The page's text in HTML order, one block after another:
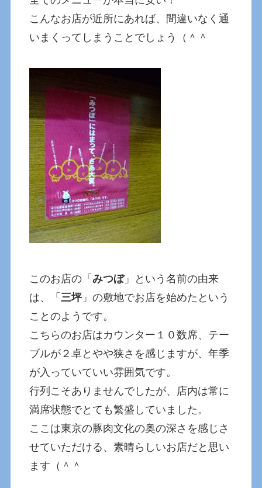
こんなお店が近所にあれば、間違いなく通
いまくってしまうことでしょう（＾＾
このお店の「みつぼ」という名前の由来
は、「三坪」の敷地でお店を始めたという
ことのようです。
こちらのお店はカウンター１０数席、テー
ブルが２卓とやや狭さを感じますが、年季
が入っていていい雰囲気です。
行列こそありませんでしたが、店内は常に
満席状態でとても繁盛していました。
ここは東京の豚肉文化の奥の深さを感じさ
せていただける、素晴らしいお店だと思い
ます（＾＾